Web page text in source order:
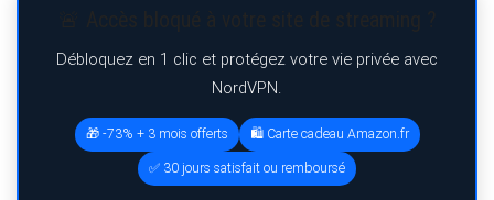
Débloquez en 1 clic et protégez votre vie privée avec
NordVPN.
🎁 -73% + 3 mois offerts 🛍️ Carte cadeau Amazon.fr
✅ 30 jours satisfait ou remboursé